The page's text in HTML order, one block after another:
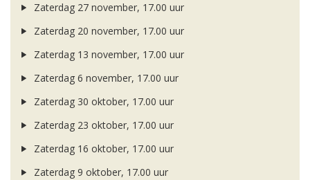
Zaterdag 27 november, 17.00 uur
Zaterdag 20 november, 17.00 uur
Zaterdag 13 november, 17.00 uur
Zaterdag 6 november, 17.00 uur
Zaterdag 30 oktober, 17.00 uur
Zaterdag 23 oktober, 17.00 uur
Zaterdag 16 oktober, 17.00 uur
Zaterdag 9 oktober, 17.00 uur